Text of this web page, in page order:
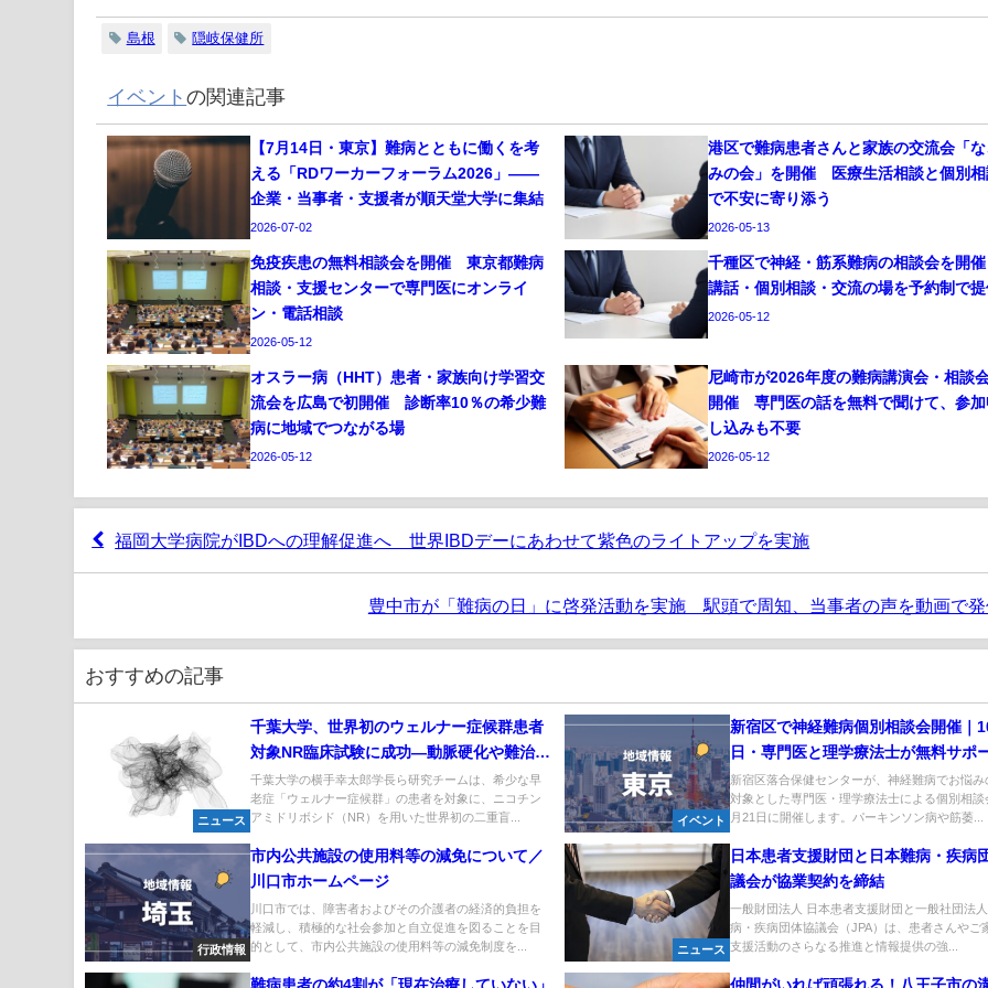
島根 隠岐保健所
イベントの関連記事
【7月14日・東京】難病とともに働くを考
える「RDワーカーフォーラム2026」——
企業・当事者・支援者が順天堂大学に集結
2026-07-02
港区で難病患者さんと家族の交流会「
みの会」を開催 医療生活相談と個別相
で不安に寄り添う
2026-05-13
免疫疾患の無料相談会を開催 東京都難病
相談・支援センターで専門医にオンライ
ン・電話相談
2026-05-12
千種区で神経・筋系難病の相談会を開
講話・個別相談・交流の場を予約制で
2026-05-12
オスラー病（HHT）患者・家族向け学習交
流会を広島で初開催 診断率10％の希少難
病に地域でつながる場
2026-05-12
尼崎市が2026年度の難病講演会・相談
開催 専門医の話を無料で聞けて、参加
し込みも不要
2026-05-12
福岡大学病院がIBDへの理解促進へ 世界IBDデーにあわせて紫色のライトアップを実施
豊中市が「難病の日」に啓発活動を実施 駅頭で周知、当事者の声を動画で
おすすめの記事
ニュース
千葉大学、世界初のウェルナー症候群患者
対象NR臨床試験に成功―動脈硬化や難治性
皮膚潰瘍、腎機能低下の改善を確認
千葉大学の横手幸太郎学長ら研究チームは、希少な早
老症「ウェルナー症候群」の患者を対象に、ニコチン
アミドリボシド（NR）を用いた世界初の二重盲...
イベント
新宿区で神経難病個別相談会開催｜
日・専門医と理学療法士が無料サポ
新宿区落合保健センターが、神経難病でお悩み
対象とした専門医・理学療法士による個別相談
月21日に開催します。パーキンソン病や筋萎...
行政情報
市内公共施設の使用料等の減免について／
川口市ホームページ
川口市では、障害者およびその介護者の経済的負担を
軽減し、積極的な社会参加と自立促進を図ることを目
的として、市内公共施設の使用料等の減免制度を...
ニュース
日本患者支援財団と日本難病・疾病
議会が協業契約を締結
一般財団法人 日本患者支援財団と一般社団法
病・疾病団体協議会（JPA）は、患者さんやご
支援活動のさらなる推進と情報提供の強...
難病患者の約4割が「現在治療していない」 仲間がいれば頑張れる！八王子市の